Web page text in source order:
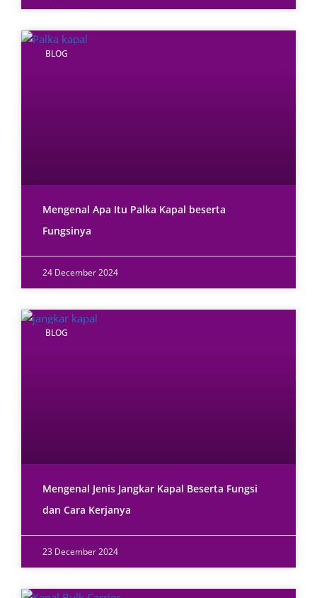
BLOG
Mengenal Apa Itu Palka Kapal beserta
Fungsinya
24 December 2024
BLOG
Mengenal Jenis Jangkar Kapal Beserta Fungsi
dan Cara Kerjanya
23 December 2024